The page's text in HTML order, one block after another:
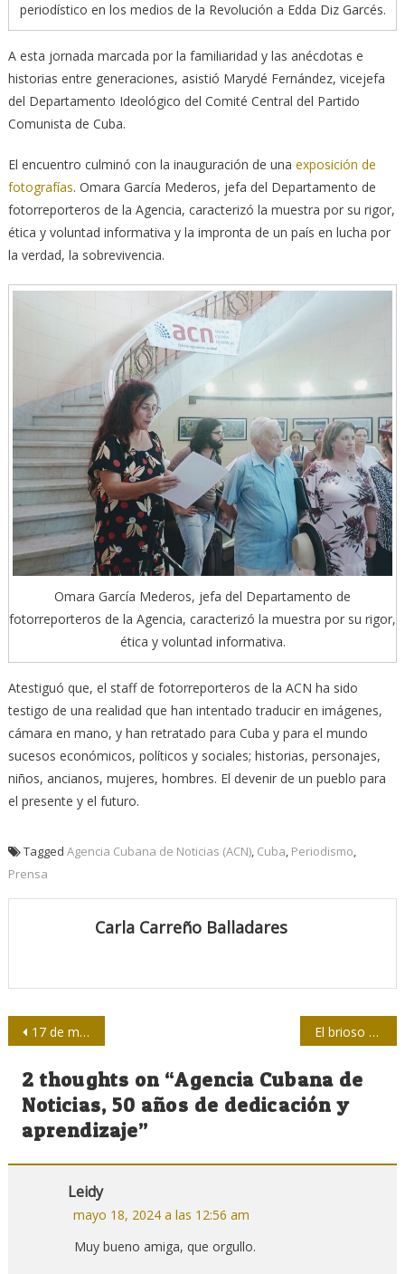
periodístico en los medios de la Revolución a Edda Diz Garcés.
A esta jornada marcada por la familiaridad y las anécdotas e
historias entre generaciones, asistió Marydé Fernández, vicejefa
del Departamento Ideológico del Comité Central del Partido
Comunista de Cuba.
El encuentro culminó con la inauguración de una exposición de
fotografías. Omara García Mederos, jefa del Departamento de
fotorreporteros de la Agencia, caracterizó la muestra por su rigor,
ética y voluntad informativa y la impronta de un país en lucha por
la verdad, la sobrevivencia.
Omara García Mederos, jefa del Departamento de
fotorreporteros de la Agencia, caracterizó la muestra por su rigor,
ética y voluntad informativa.
Atestiguó que, el staff de fotorreporteros de la ACN ha sido
testigo de una realidad que han intentado traducir en imágenes,
cámara en mano, y han retratado para Cuba y para el mundo
sucesos económicos, políticos y sociales; historias, personajes,
niños, ancianos, mujeres, hombres. El devenir de un pueblo para
el presente y el futuro.
Tagged Agencia Cubana de Noticias (ACN), Cuba, Periodismo,
Prensa
Carla Carreño Balladares
Navegación
de
entradas
17 de mayo: ¿La tierra en nuestra carne? El brioso Baconao, última cabalgadura de José Martí
2 thoughts on “Agencia Cubana de
Noticias, 50 años de dedicación y
aprendizaje”
Leidy
mayo 18, 2024 a las 12:56 am
Muy bueno amiga, que orgullo.